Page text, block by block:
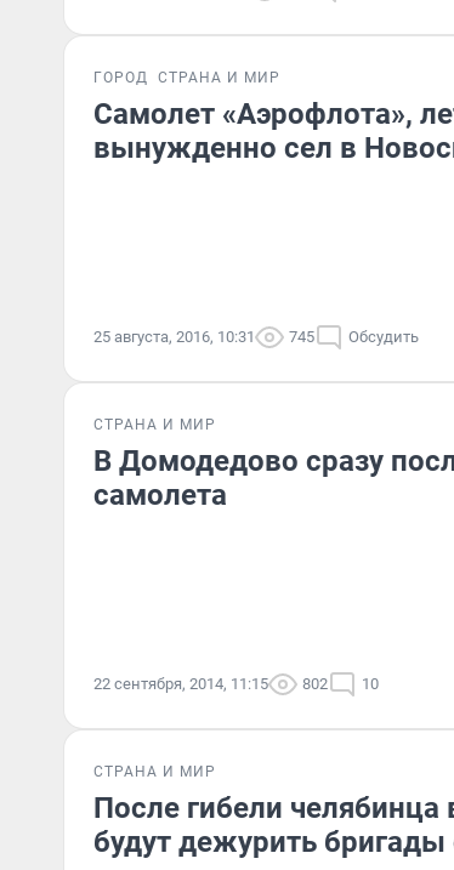
ГОРОД СТРАНА И МИР
Самолет «Аэрофлота»,
вынужденно сел в
25 августа, 2016, 10:31 745 Обсудить
СТРАНА И МИР
В Домодедово сразу
самолета
22 сентября, 2014, 11:15 802 10
СТРАНА И МИР
После гибели
будут дежурить бригады